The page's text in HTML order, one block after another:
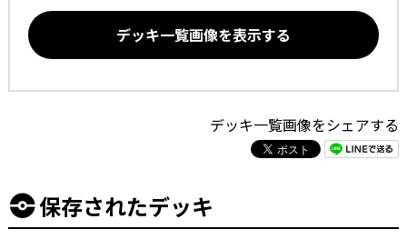
デッキ一覧画像を表示する
デッキ一覧画像をシェアする
保存されたデッキ